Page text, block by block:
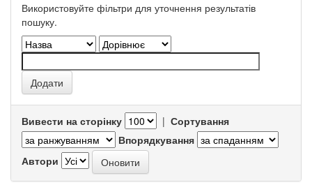
Використовуйте фільтри для уточнення результатів
пошуку.
Вивести на сторінку | Сортування
Впорядкування
Автори